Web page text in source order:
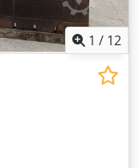
1 / 12